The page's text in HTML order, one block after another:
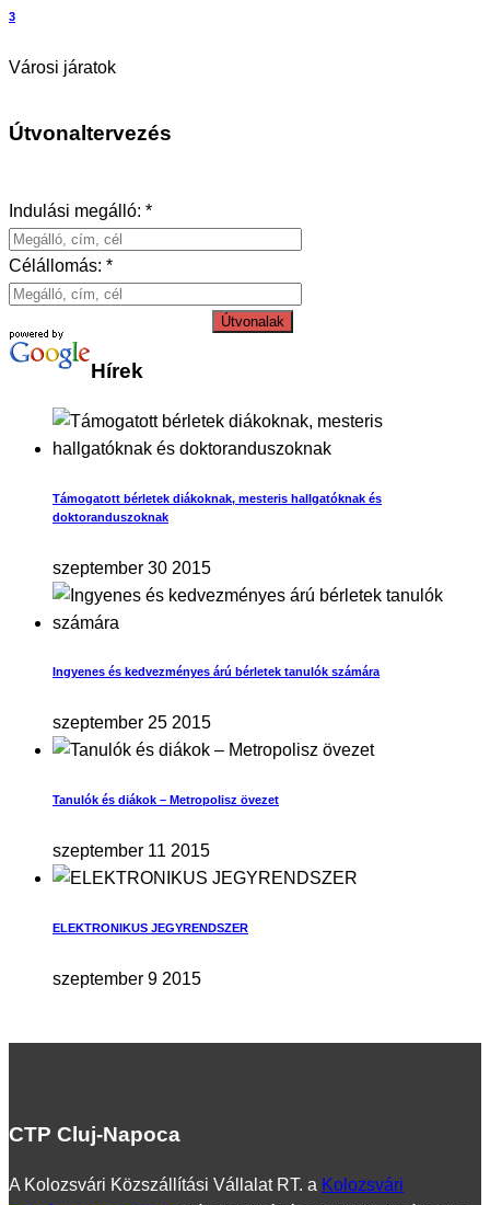
3
Városi járatok
Útvonaltervezés
Indulási megálló: *
Célállomás: *
Útvonalak
Hírek
Támogatott bérletek diákoknak, mesteris hallgatóknak és
doktoranduszoknak
szeptember 30 2015
Ingyenes és kedvezményes árú bérletek tanulók számára
szeptember 25 2015
Tanulók és diákok – Metropolisz övezet
szeptember 11 2015
ELEKTRONIKUS JEGYRENDSZER
szeptember 9 2015
CTP Cluj-Napoca
A Kolozsvári Közszállítási Vállalat RT. a Kolozsvári